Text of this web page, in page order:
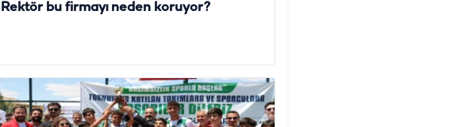
Rektör bu firmayı neden koruyor?